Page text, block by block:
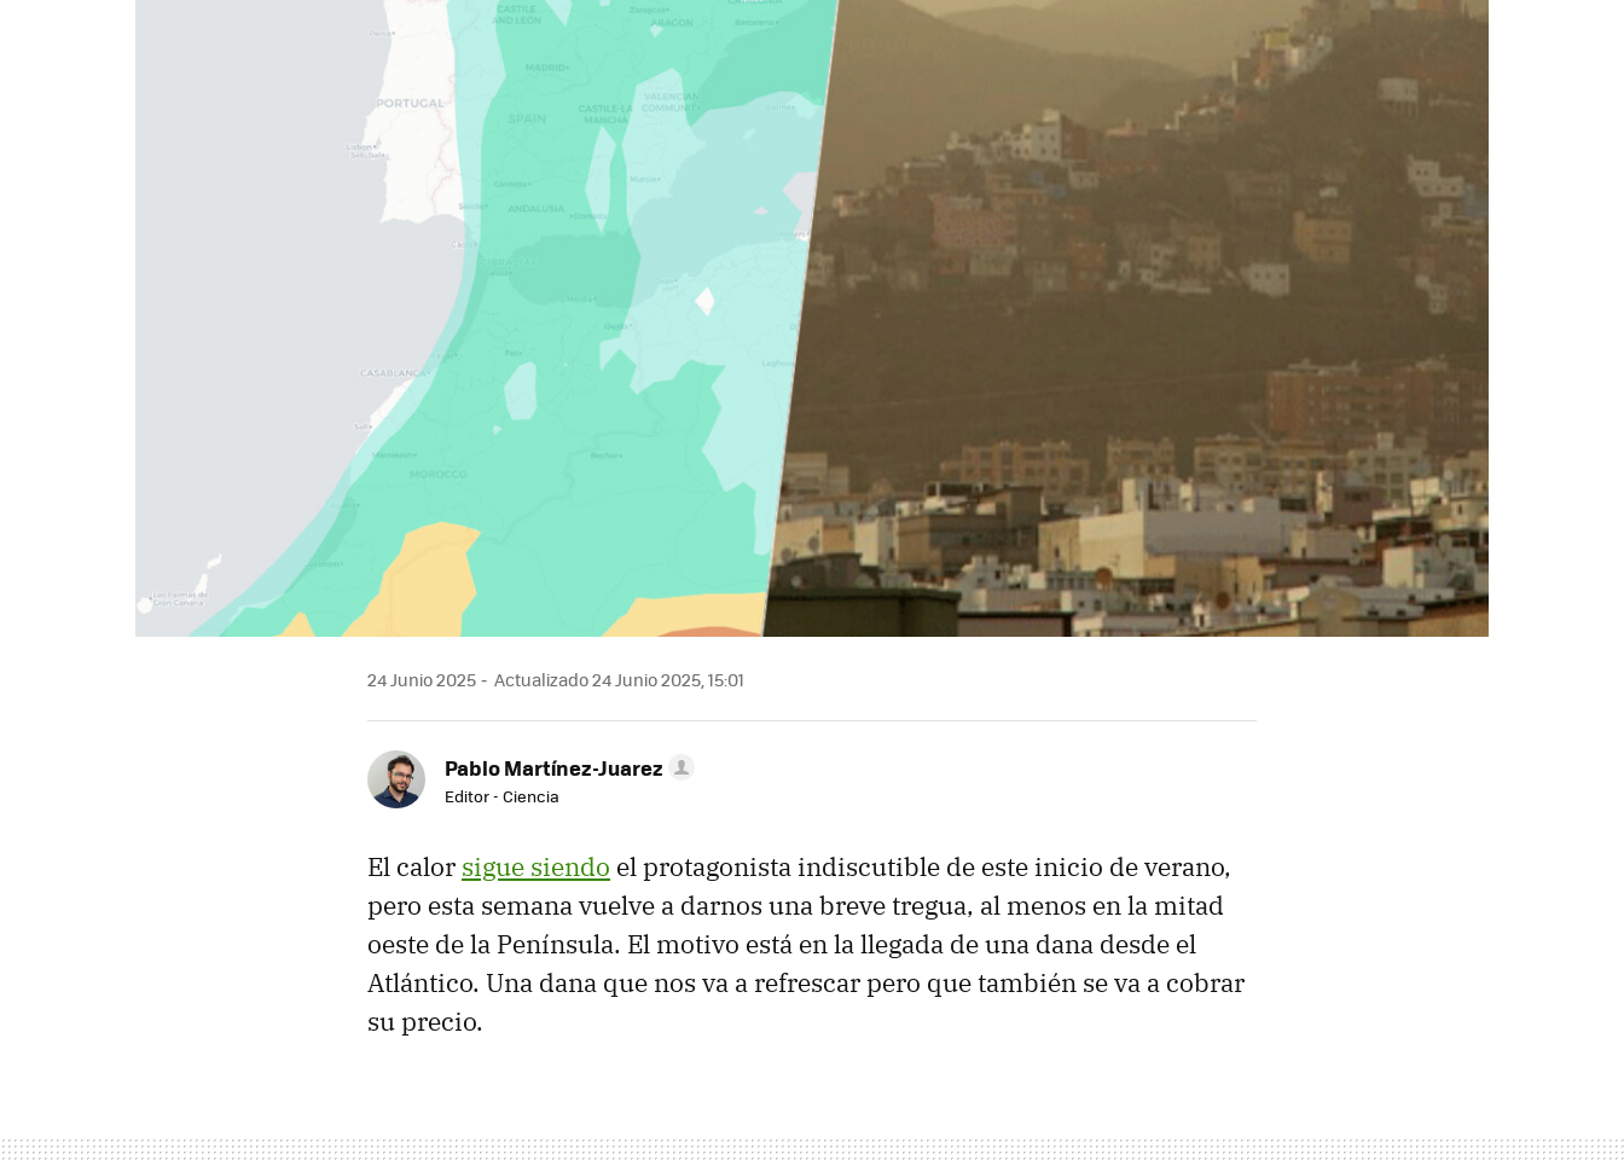
24 Junio 2025 Actualizado 24 Junio 2025, 15:01
Pablo Martínez-Juarez
Editor - Ciencia
El calor sigue siendo el protagonista indiscutible de este inicio de verano,
pero esta semana vuelve a darnos una breve tregua, al menos en la mitad
oeste de la Península. El motivo está en la llegada de una dana desde el
Atlántico. Una dana que nos va a refrescar pero que también se va a cobrar
su precio.